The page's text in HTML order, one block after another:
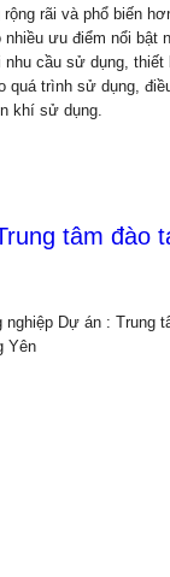
rãi và phổ biến
ưu điểm nổi
cầu sử dụng,
quá trình sử dụng,
khí sử dụng.
tâm đào
Dự án : Trung
Yên